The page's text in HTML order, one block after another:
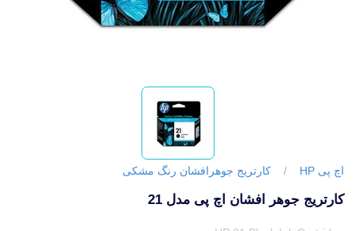
اچ پی HP / کارتریج جوهرافشان رنگ مشکی
کارتریج جوهر افشان اچ پی مدل 21